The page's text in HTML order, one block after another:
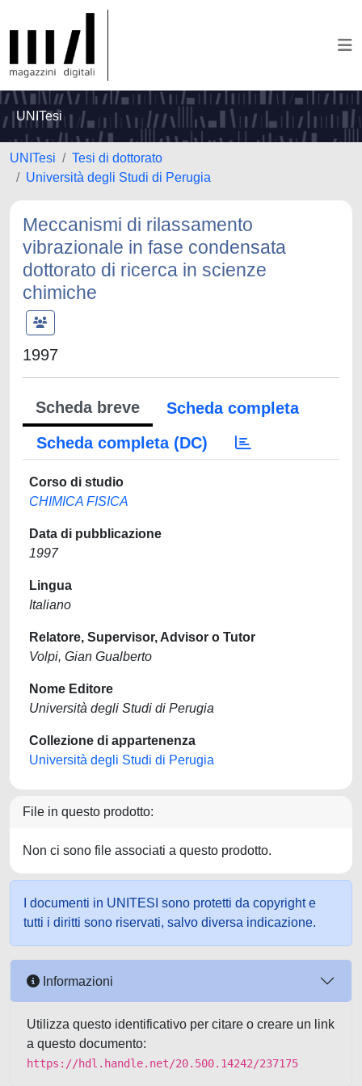
UNITesi
UNITesi
Tesi di dottorato
Università degli Studi di Perugia
Meccanismi di rilassamento
vibrazionale in fase condensata
dottorato di ricerca in scienze
chimiche
1997
Scheda breve
Scheda completa
Scheda completa (DC)
Corso di studio
CHIMICA FISICA
Data di pubblicazione
1997
Lingua
Italiano
Relatore, Supervisor, Advisor o Tutor
Volpi, Gian Gualberto
Nome Editore
Università degli Studi di Perugia
Collezione di appartenenza
Università degli Studi di Perugia
File in questo prodotto:
Non ci sono file associati a questo prodotto.
I documenti in UNITESI sono protetti da copyright e
tutti i diritti sono riservati, salvo diversa indicazione.
Informazioni
Utilizza questo identificativo per citare o creare un link
a questo documento:
https://hdl.handle.net/20.500.14242/237175